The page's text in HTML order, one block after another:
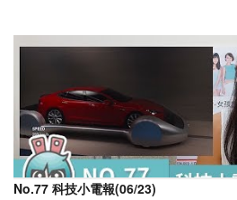
No.77 科技小電報(06/23)